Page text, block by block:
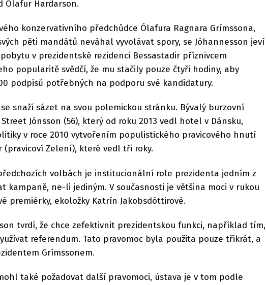
Ólafur Hardarson.
konzervativního předchůdce Ólafura Ragnara Grímssona,
pěti mandátů neváhal vyvolávat spory, se Jóhannesson jeví
v prezidentské rezidenci Bessastadir příznivcem
popularitě svědčí, že mu stačily pouze čtyři hodiny, aby
podpisů potřebných na podporu své kandidatury.
snaží sázet na svou polemickou stránku. Bývalý burzovní
Jónsson (56), který od roku 2013 vedl hotel v Dánsku,
v roce 2010 vytvořením populistického pravicového hnutí
(pravicoví Zelení), které vedl tři roky.
volbách je institucionální role prezidenta jedním z
kampaně, ne-li jediným. V současnosti je většina moci v rukou
premiérky, ekoložky Katrín Jakobsdóttirové.
tvrdí, že chce zefektivnit prezidentskou funkci, například tím,
referendum. Tato pravomoc byla použita pouze třikrát, a
Grímssonem.
také požadovat další pravomoci, ústava je v tom podle